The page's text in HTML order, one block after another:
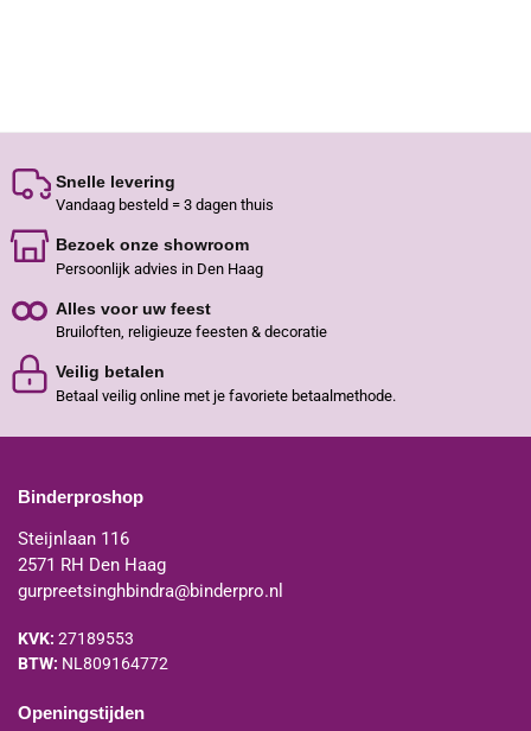
Snelle levering
Vandaag besteld = 3 dagen thuis
Bezoek onze showroom
Persoonlijk advies in Den Haag
Alles voor uw feest
Bruiloften, religieuze feesten & decoratie
Veilig betalen
Betaal veilig online met je favoriete betaalmethode.
Binderproshop
Steijnlaan 116
2571 RH Den Haag
gurpreetsinghbindra@binderpro.nl
KVK: 27189553
BTW: NL809164772
Openingstijden